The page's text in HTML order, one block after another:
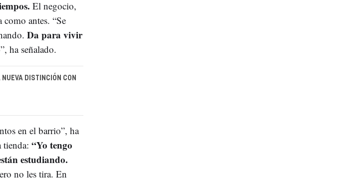
El negocio,
antes. “Se
Da para vivir
ha señalado.
DISTINCIÓN CON
en el barrio”, ha
tienda: “Yo tengo
estudiando.
no les tira. En